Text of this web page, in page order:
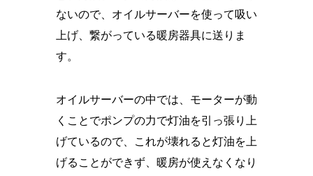
ないので、オイルサーバーを使って吸い
上げ、繋がっている暖房器具に送りま
す。
オイルサーバーの中では、モーターが動
くことでポンプの力で灯油を引っ張り上
げているので、これが壊れると灯油を上
げることができず、暖房が使えなくなり